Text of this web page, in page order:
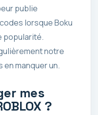
publie
lorsque Boku
popularité.
notre
en manquer un.
mes
?